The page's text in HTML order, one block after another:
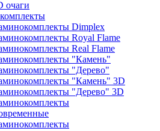
очаги
Dimplex
Royal Flame
Real Flame
"Камень"
"Дерево"
"Камень" 3D
"Дерево" 3D